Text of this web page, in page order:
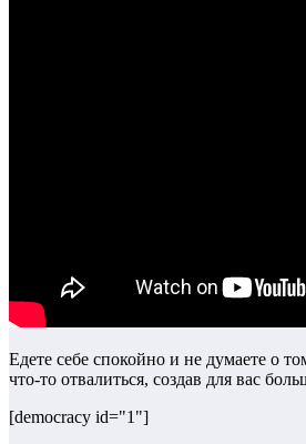
Едете себе спокойно и не думаете о
что-то отвалиться, создав для вас
[democracy id="1"]